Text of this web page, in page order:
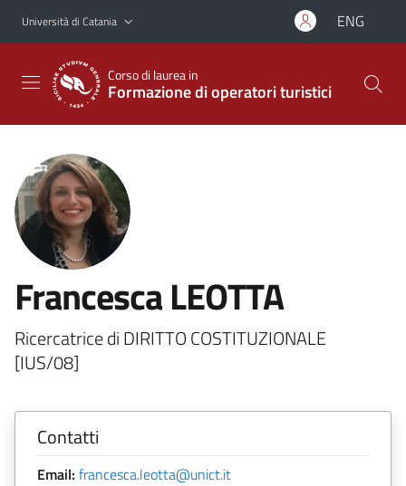
Vai al contenuto principale
Vai al menu di navigazione
Università di Catania ENG
Corso di laurea in
Formazione di operatori turistici
Francesca LEOTTA
Ricercatrice di DIRITTO COSTITUZIONALE
[IUS/08]
Contatti
Email: francesca.leotta@unict.it